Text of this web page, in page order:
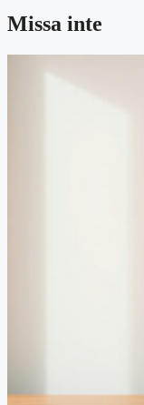
Missa inte